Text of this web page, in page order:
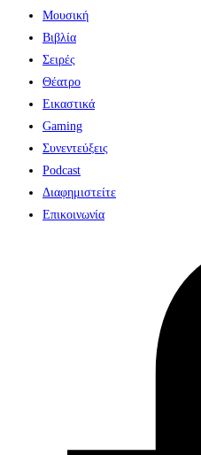
Μουσική
Βιβλία
Σειρές
Θέατρο
Εικαστικά
Gaming
Συνεντεύξεις
Podcast
Διαφημιστείτε
Επικοινωνία